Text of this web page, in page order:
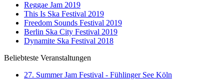
Reggae Jam 2019
This Is Ska Festival 2019
Freedom Sounds Festival 2019
Berlin Ska City Festival 2019
Dynamite Ska Festival 2018
Beliebteste Veranstaltungen
27. Summer Jam Festival - Fühlinger See Köln